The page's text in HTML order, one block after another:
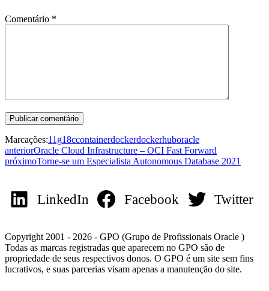
Comentário *
Marcações:11g18ccontainerdockerdockerhuboracle
anteriorOracle Cloud Infrastructure – OCI Fast Forward
próximoTorne-se um Especialista Autonomous Database 2021
LinkedIn Facebook Twitter
Copyright 2001 - 2026 - GPO (Grupo de Profissionais Oracle )
Todas as marcas registradas que aparecem no GPO são de
propriedade de seus respectivos donos. O GPO é um site sem fins
lucrativos, e suas parcerias visam apenas a manutenção do site.